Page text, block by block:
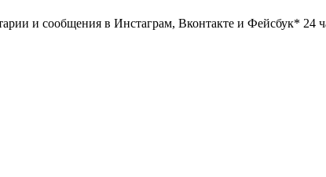
и сообщения в Инстаграм, Вконтакте и Фейсбук* 24